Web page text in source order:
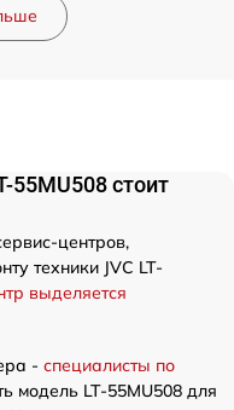
55MU508 стоит
центров,
техники JVC LT-
выделяется
- специалисты по
модель LT-55MU508 для